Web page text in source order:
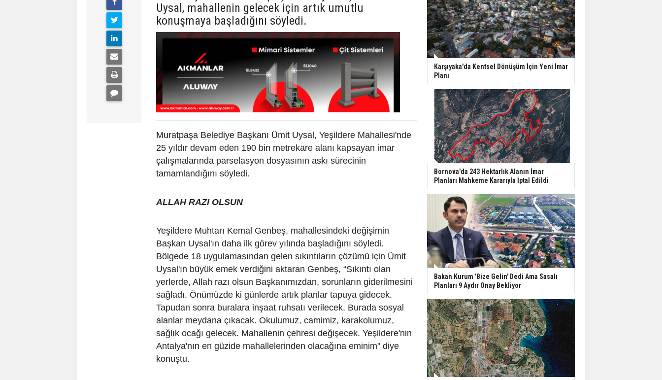
Uysal, mahallenin gelecek için artık umutlu
konuşmaya başladığını söyledi.
Muratpaşa Belediye Başkanı Ümit Uysal, Yeşildere Mahallesi'nde
25 yıldır devam eden 190 bin metrekare alanı kapsayan imar
çalışmalarında parselasyon dosyasının askı sürecinin
tamamlandığını söyledi.
ALLAH RAZI OLSUN
Yeşildere Muhtarı Kemal Genbeş, mahallesindeki değişimin
Başkan Uysal'ın daha ilk görev yılında başladığını söyledi.
Bölgede 18 uygulamasından gelen sıkıntıların çözümü için Ümit
Uysal'ın büyük emek verdiğini aktaran Genbeş, “Sıkıntı olan
yerlerde, Allah razı olsun Başkanımızdan, sorunların giderilmesini
sağladı. Önümüzde ki günlerde artık planlar tapuya gidecek.
Tapudan sonra buralara inşaat ruhsatı verilecek. Burada sosyal
alanlar meydana çıkacak. Okulumuz, camimiz, karakolumuz,
sağlık ocağı gelecek. Mahallenin çehresi değişecek. Yeşildere'nin
Antalya'nın en güzide mahallelerinden olacağına eminim" diye
konuştu.
TOKİ 51 İlde 540 Konut
ve İş Yerini Satışa
Sunuyor
Yatırımcıların Bina Tercihi
Değişiyor: Dijital Altyapı
TOKİ'nin Kiralık Sosyal
Konut Modeli Kiraları
Düşürür Mü?
İkinci El Konut Fiyatları
İspanya'da Bir Yılda
Yüzde 16,2 Arttı
Konut Satışları Güçlü
Seyrini Korudu Yabancıya
Satış Geriledi
Karşıyaka'da Kentsel Dönüşüm İçin Yeni İmar
Planı
Bornova'da 243 Hektarlık Alanın İmar
Planları Mahkeme Kararıyla İptal Edildi
Bakan Kurum 'Bize Gelin' Dedi Ama Sasalı
Planları 9 Aydır Onay Bekliyor